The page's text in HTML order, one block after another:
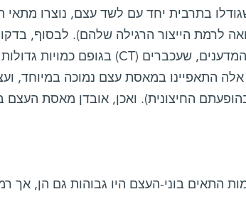
בתרבית יחד עם לשד עצם, נוצרו
לרמת הייצור הרגילה שלהם). לבסוף,
אלה התאפיינו במאסת עצם נמוכה במיוחד,
החיצונית). ואכן, אובדן מאסת
התאים בוני-העצם היו גבוהות גם הן, אך